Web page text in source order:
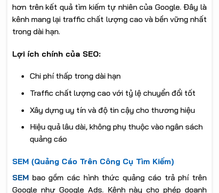
hơn trên kết quả tìm kiếm tự nhiên của Google. Đây là
kênh mang lại traffic chất lượng cao và bền vững nhất
trong dài hạn.
Lợi ích chính của SEO:
Chi phí thấp trong dài hạn
Traffic chất lượng cao với tỷ lệ chuyển đổi tốt
Xây dựng uy tín và độ tin cậy cho thương hiệu
Hiệu quả lâu dài, không phụ thuộc vào ngân sách
quảng cáo
SEM (Quảng Cáo Trên Công Cụ Tìm Kiếm)
SEM bao gồm các hình thức quảng cáo trả phí trên
Google như Google Ads. Kênh này cho phép doanh